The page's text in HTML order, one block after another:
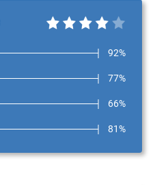
92%
77%
66%
81%